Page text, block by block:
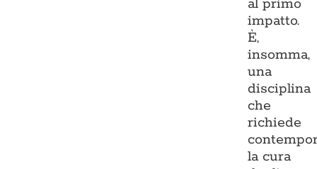
al primo
impatto.
È,
insomma,
una
disciplina
che
richiede
la cura